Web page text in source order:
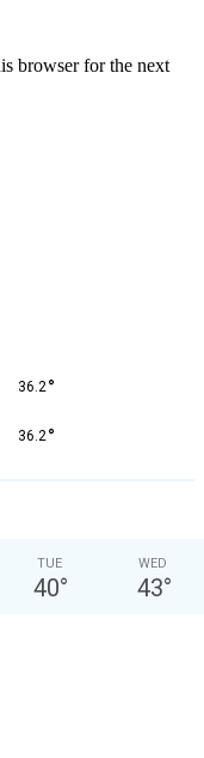
browser for the next
36.2°
36.2°
TUE
40°
WED
43°